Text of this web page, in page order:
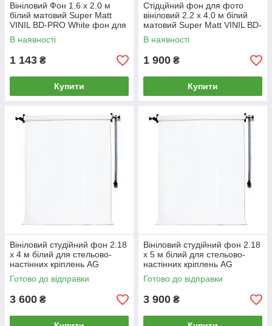
Вініловий Фон 1.6 х 2.0 м
білий матовий Super Matt
VINIL BD-PRO White фон для
фото / на картонній трубі
В наявності
1 143 ₴
Купити
Стідцйний фон для фото
вініловий 2.2 х 4.0 м білий
матовий Super Matt VINIL BD-
PRO White / на картонній
трубі
В наявності
1 900 ₴
Купити
Вініловий студійний фон 2.18
х 4 м білий для стельово-
настінних кріплень AG
SuperMatt VINIL BD-PRO
Premium
Готово до відправки
3 600 ₴
Вініловий студійний фон 2.18
х 5 м білий для стельово-
настінних кріплень AG
SuperMatt VINIL BD-PRO
Premium
Готово до відправки
3 900 ₴